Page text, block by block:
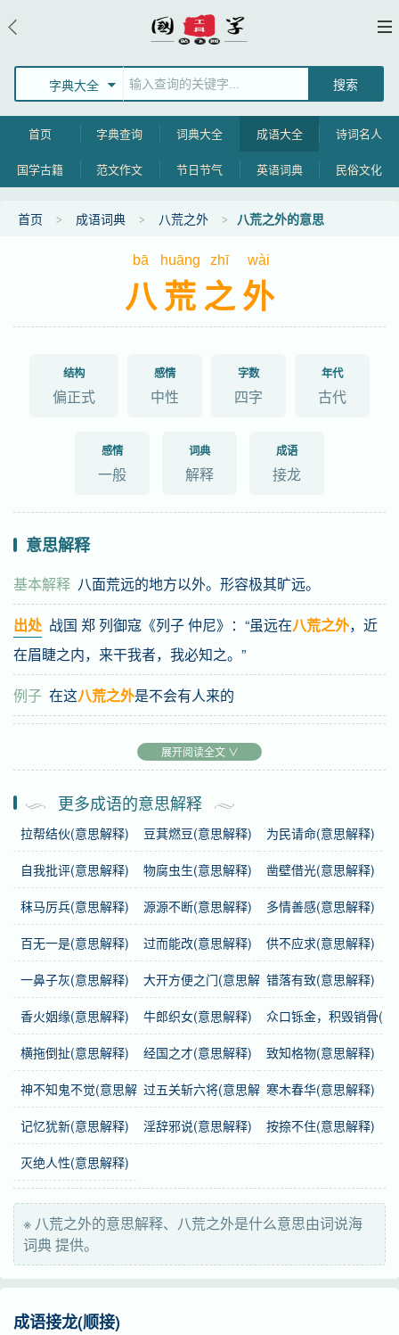
字典大全
首页 字典查询 词典大全 成语大全 诗词名人
国学古籍 范文作文 节日节气 英语词典 民俗文化
首页 成语词典 八荒之外 八荒之外的意思
bā huāng zhī wài
八荒之外
结构
偏正式
感情
中性
字数
四字
年代
古代
感情
一般
词典
解释
成语
接龙
意思解释
基本解释 八面荒远的地方以外。形容极其旷远。
出处 战国 郑 列御寇《列子 仲尼》：“虽远在八荒之外，近
在眉睫之内，来干我者，我必知之。”
例子 在这八荒之外是不会有人来的
拼音
bā huāng zhī wài
注音 ㄅㄚ ㄏㄨㄤ ㄓ ㄨㄞˋ
感情 八荒之外是中性词。
用法 作宾语；形容非常旷远。
反义词 眉睫之内
字义分解
bā
八
huāng
荒
zhī
之
wài
外
展开阅读全文 ∨
更多成语的意思解释
拉帮结伙(意思解释) 豆萁燃豆(意思解释) 为民请命(意思解释)
自我批评(意思解释) 物腐虫生(意思解释) 凿壁借光(意思解释)
秣马厉兵(意思解释) 源源不断(意思解释) 多情善感(意思解释)
百无一是(意思解释) 过而能改(意思解释) 供不应求(意思解释)
一鼻子灰(意思解释) 大开方便之门(意思解释)错落有致(意思解释)
香火姻缘(意思解释) 牛郎织女(意思解释) 众口铄金，积毁销骨(
横拖倒扯(意思解释) 经国之才(意思解释) 致知格物(意思解释)
神不知鬼不觉(意思解释)过五关斩六将(意思解释)寒木春华(意思解释)
记忆犹新(意思解释) 淫辞邪说(意思解释) 按捺不住(意思解释)
灭绝人性(意思解释)
※ 八荒之外的意思解释、八荒之外是什么意思由词说海
词典 提供。
成语接龙(顺接)